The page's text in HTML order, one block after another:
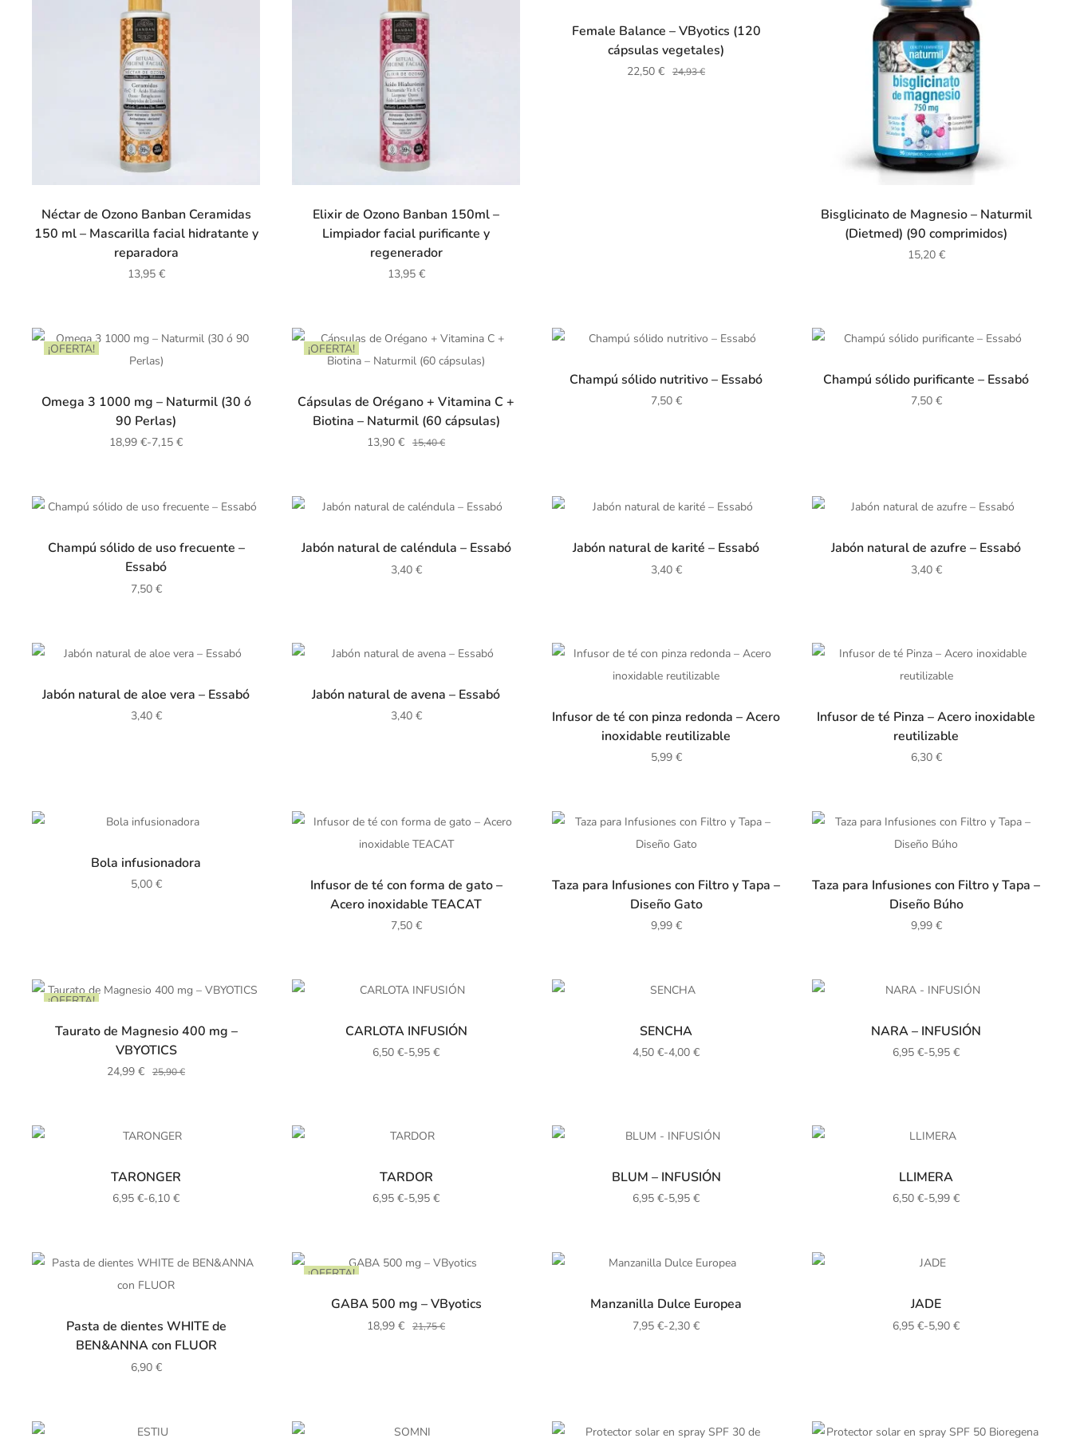
Néctar de Ozono Banban Ceramidas
150 ml – Mascarilla facial hidratante y
reparadora
13,95 €
Elixir de Ozono Banban 150ml –
Limpiador facial purificante y
regenerador
13,95 €
Female Balance – VByotics (120
cápsulas vegetales)
24,93€
22,50 €
Bisglicinato de Magnesio – Naturmil
(Dietmed) (90 comprimidos)
15,20 €
¡OFERTA!
Omega 3 1000 mg – Naturmil (30 ó
90 Perlas)
7,15 €
-
18,99 €
¡OFERTA!
Cápsulas de Orégano + Vitamina C +
Biotina – Naturmil (60 cápsulas)
15,40€
13,90 €
Champú sólido nutritivo – Essabó
7,50 €
Champú sólido purificante – Essabó
7,50 €
Champú sólido de uso frecuente –
Essabó
7,50 €
Jabón natural de caléndula – Essabó
3,40 €
Jabón natural de karité – Essabó
3,40 €
Jabón natural de azufre – Essabó
3,40 €
Jabón natural de aloe vera – Essabó
3,40 €
Jabón natural de avena – Essabó
3,40 €
Infusor de té con pinza redonda – Acero
inoxidable reutilizable
5,99 €
Infusor de té Pinza – Acero inoxidable
reutilizable
6,30 €
Bola infusionadora
5,00 €
Infusor de té con forma de gato –
Acero inoxidable TEACAT
7,50 €
Taza para Infusiones con Filtro y Tapa –
Diseño Gato
9,99 €
Taza para Infusiones con Filtro y Tapa –
Diseño Búho
9,99 €
¡OFERTA!
Taurato de Magnesio 400 mg –
VBYOTICS
25,90€
24,99 €
CARLOTA INFUSIÓN
5,95 €
-
6,50 €
SENCHA
4,00 €
-
4,50 €
NARA – INFUSIÓN
5,95 €
-
6,95 €
TARONGER
6,10 €
-
6,95 €
TARDOR
5,95 €
-
6,95 €
BLUM – INFUSIÓN
5,95 €
-
6,95 €
LLIMERA
5,99 €
-
6,50 €
Pasta de dientes WHITE de
BEN&ANNA con FLUOR
6,90 €
¡OFERTA!
GABA 500 mg – VByotics
21,75€
18,99 €
Manzanilla Dulce Europea
2,30 €
-
7,95 €
JADE
5,90 €
-
6,95 €